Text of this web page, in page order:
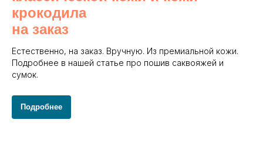
крокодила
на заказ
Естественно, на заказ. Вручную. Из премиальной кожи.
Подробнее в нашей статье про пошив саквояжей и
сумок.
Подробнее